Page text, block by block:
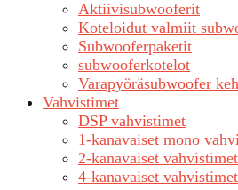
Aktiivisubwooferit
Koteloidut valmiit
Subwooferpaketit
subwooferkotelot
Varapyöräsubwoofer
Vahvistimet
DSP vahvistimet
1-kanavaiset mono
2-kanavaiset vahvistimet
4-kanavaiset vahvistimet